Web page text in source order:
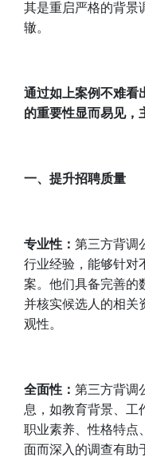
其是重启严格的背景
辙。
通过如上案例不难看
的重要性显而易见，
一、 提升招聘质量
专业性： 第三方背调
行业经验，能够针对
案。他们具备完善的
并核实候选人的相关
观性。
全面性： 第三方背调
息，如教育背景、工
职业素养、性格特点
面而深入的调查有助